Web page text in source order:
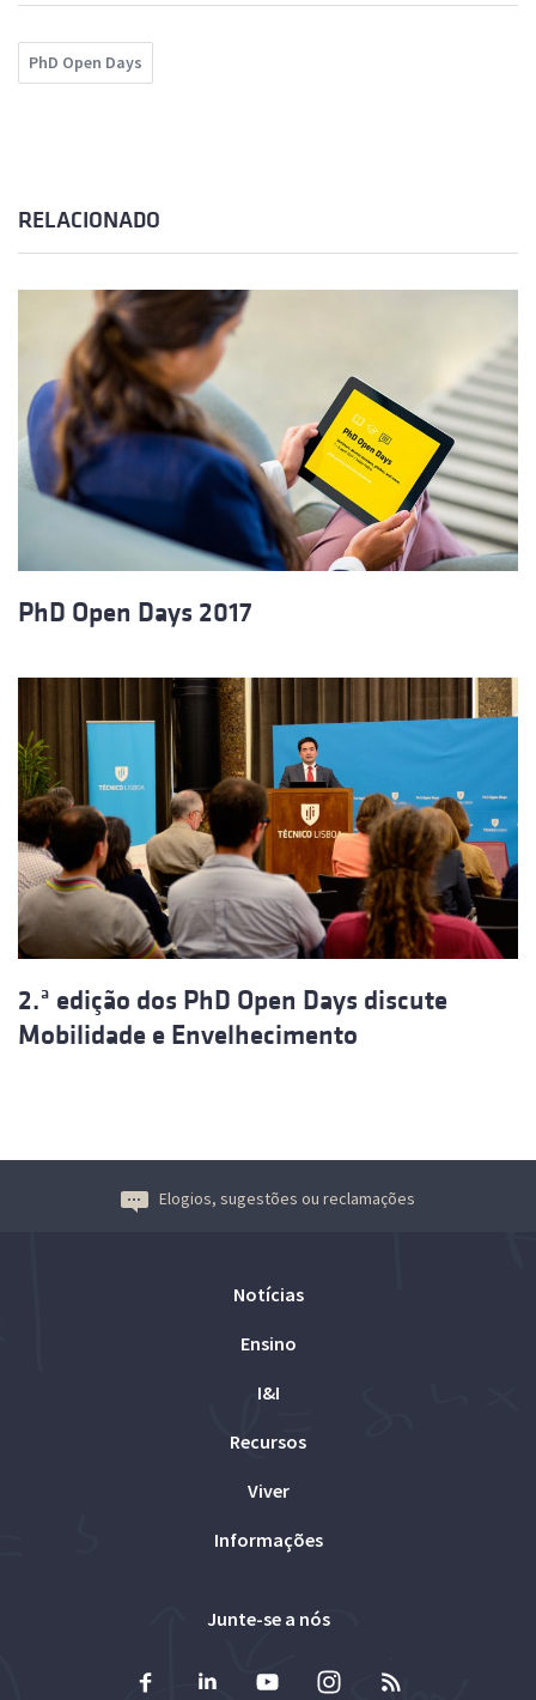
PhD Open Days
RELACIONADO
PhD Open Days 2017
2.ª edição dos PhD Open Days discute
Mobilidade e Envelhecimento
Elogios, sugestões ou reclamações
Notícias
Ensino
I&I
Recursos
Viver
Informações
Junte-se a nós